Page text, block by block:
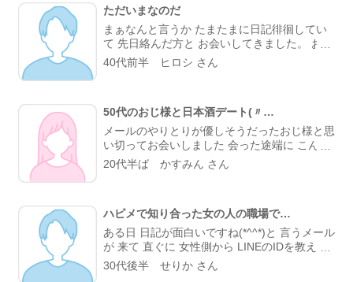
方！！！ そんなこと無いですよっ！ ここには
素敵な出会いが沢山あります。 いい出会い
も、悪い出会も。
どまた飲む約束しちゃった🎶 相手は飲み友達
探してたみたいだし私でよければいつでも…❤
こんな風に純粋に友達として飲め る飲み友達
いっぱいほしいなあ⭐ 今日は最高の1日だった
⭐
ただいまなのだ
まぁなんと言うか たまたまに日記徘徊してい
て 先日絡んだ方と お会いしてきました。 お茶
しませんかという事で、 細かい打ち合わせで
きてなくて バタバタしてしまったのですが 待
と言うことで 某市場に 女性の名前のような店
に突 鮪専門店のようで ハーフハーフ丼を 刺身
と炙り わさびやしょうが、出汁付きで 味変出
来て最高 1100円は安い お姉さんは鮪とろろ丼
堪能してココスへ お茶しながらハピメの話(笑)
でお誘いしたのですから 食事代とお茶代は
(笑) 時間を作って頂いたので この位はね 非常
に有意義でした。 ありがとうございました。
男性からのメールに対して 教えて頂きまし
た。 どのように書けば良いのか 非常に解りや
40代前半 ヒロシ さん
50代のおじ様と日本酒デート(〃…
メールのやりとりが優しそうだったおじ様と思
い切ってお会いしました 会った途端に こんな
綺麗な人に会えるなんてってビックリされて
とっても美味しい日本酒飲みながら楽しくお話
屮)屮 今度は鍋料理の約束して、アドレス交換
してお別れ(^^) おじ様の選ぶ日本酒が美味しく
て、飲めなかったのに好きになりました♪ 楽し
かった
20代半ば かすみん さん
ハピメで知り合った女の人の職場で…
ある日 日記が面白いですね(*^^*)と 言うメール
が 来て 直ぐに 女性側から LINEのIDを教えて
来た時は 正直 業者かと 思ったけど (^-^; 何だ
か 違うみたいで 業者 覚悟で ID検索したら 直
30代後半 せりか さん